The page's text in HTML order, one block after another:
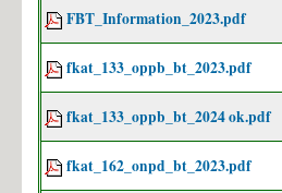
FBT_Іnformation_2023.pdf
fkat_133_oppb_bt_2023.pdf
fkat_133_oppb_bt_2024 ok.pdf
fkat_162_onpd_bt_2023.pdf